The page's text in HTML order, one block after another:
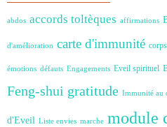
abdos accords toltèques affirmations
d'amélioration carte d'immunité
émotions défauts Engagements Eveil spirituel
Feng-shui gratitude Immunité au
d'Eveil Liste envies marche module